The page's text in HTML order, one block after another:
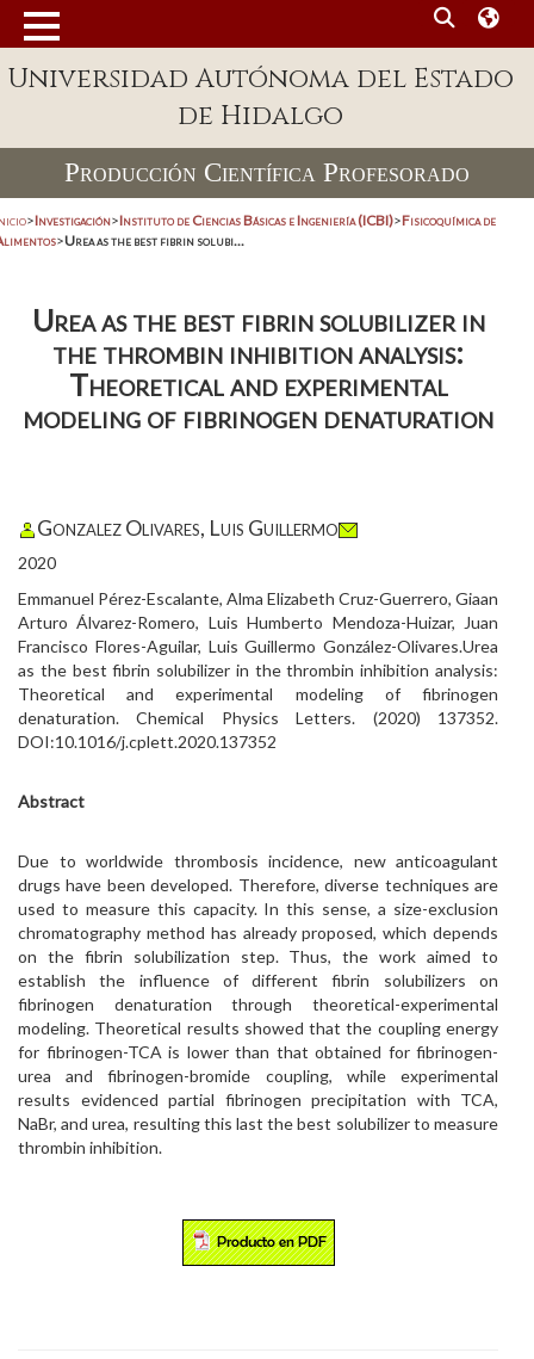
Universidad Autónoma del Estado
de Hidalgo
Producción Científica Profesorado
>Investigación>Instituto de Ciencias Básicas e Ingeniería (ICBI)>Fisicoquímica de
>Urea as the best fibrin solubi...
Urea as the best fibrin solubilizer in
the thrombin inhibition analysis:
Theoretical and experimental
modeling of fibrinogen denaturation
Gonzalez Olivares, Luis Guillermo
2020
Emmanuel Pérez-Escalante, Alma Elizabeth Cruz-Guerrero, Giaan
Arturo Álvarez-Romero, Luis Humberto Mendoza-Huizar, Juan
Francisco Flores-Aguilar, Luis Guillermo González-Olivares.Urea
as the best fibrin solubilizer in the thrombin inhibition analysis:
Theoretical and experimental modeling of fibrinogen
denaturation. Chemical Physics Letters. (2020) 137352.
DOI:10.1016/j.cplett.2020.137352
Abstract
Due to worldwide thrombosis incidence, new anticoagulant
drugs have been developed. Therefore, diverse techniques are
used to measure this capacity. In this sense, a size-exclusion
chromatography method has already proposed, which depends
on the fibrin solubilization step. Thus, the work aimed to
establish the influence of different fibrin solubilizers on
fibrinogen denaturation through theoretical-experimental
modeling. Theoretical results showed that the coupling energy
for fibrinogen-TCA is lower than that obtained for fibrinogen-
urea and fibrinogen-bromide coupling, while experimental
results evidenced partial fibrinogen precipitation with TCA,
NaBr, and urea, resulting this last the best solubilizer to measure
thrombin inhibition.